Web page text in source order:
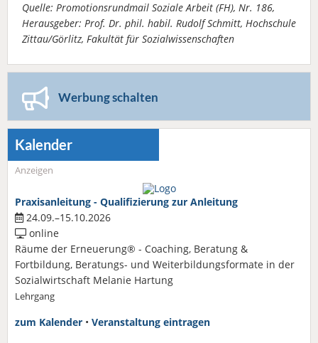
Quelle: Promotionsrundmail Soziale Arbeit (FH), Nr. 186,
Herausgeber: Prof. Dr. phil. habil. Rudolf Schmitt, Hochschule
Zittau/Görlitz, Fakultät für Sozialwissenschaften
Werbung schalten
Kalender
Anzeigen
Praxisanleitung - Qualifizierung zur Anleitung
24.09.–15.10.2026
online
Räume der Erneuerung® - Coaching, Beratung &
Fortbildung, Beratungs- und Weiterbildungsformate in der
Sozialwirtschaft Melanie Hartung
Lehrgang
zum Kalender • Veranstaltung eintragen